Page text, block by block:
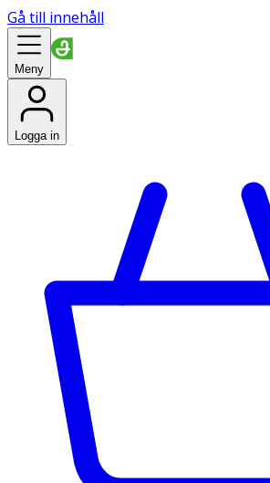
Gå till innehåll
Meny
Logga in